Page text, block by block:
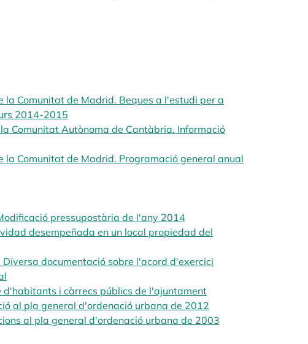
Comunitat de Madrid. Beques a l'estudi per a
2014-2015
Comunitat Autònoma de Cantàbria. Informació
Comunitat de Madrid. Programació general anual
pressupostària de l'any 2014
desempeñada en un local propiedad del
documentació sobre l'acord d'exercici
i càrrecs públics de l'ajuntament
al pla general d'ordenació urbana de 2012
al pla general d'ordenació urbana de 2003